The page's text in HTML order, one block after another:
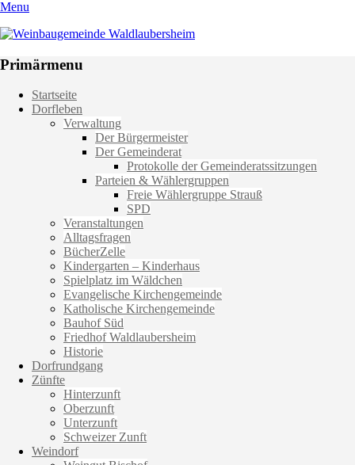
Menu
Weinbaugemeinde Waldlaubersheim
Primärmenu
Weiter
zum
Startseite
Dorfleben
Verwaltung
Der Bürgermeister
Der Gemeinderat
Protokolle der Gemeinderatssitzungen
Parteien & Wählergruppen
Freie Wählergruppe Strauß
SPD
Veranstaltungen
Alltagsfragen
BücherZelle
Kindergarten – Kinderhaus
Spielplatz im Wäldchen
Evangelische Kirchengemeinde
Katholische Kirchengemeinde
Bauhof Süd
Friedhof Waldlaubersheim
Historie
Dorfrundgang
Zünfte
Hinterzunft
Oberzunft
Unterzunft
Schweizer Zunft
Weindorf